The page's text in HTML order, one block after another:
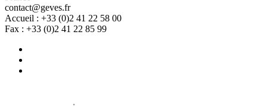
contact@geves.fr
Accueil : +33 (0)2 41 22 58 00
Fax : +33 (0)2 41 22 85 99